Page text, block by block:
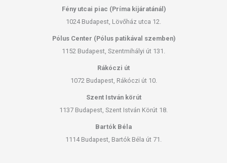
Fény utcai piac (Príma kijáratánál)
1024 Budapest, Lövőház utca 12.
Pólus Center (Pólus patikával szemben)
1152 Budapest, Szentmihályi út 131.
Rákóczi út
1072 Budapest, Rákóczi út 10.
Szent István körút
1137 Budapest, Szent István Körút 18.
Bartók Béla
1114 Budapest, Bartók Béla út 71.